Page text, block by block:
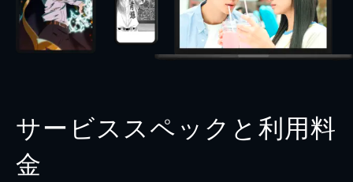
サービススペックと利用料
金